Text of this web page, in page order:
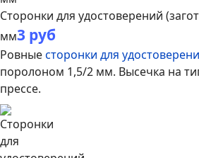
Сторонки для удостоверений
мм3 руб
Ровныесторонки для
поролоном 1,5/2 мм. Высечка на
прессе.